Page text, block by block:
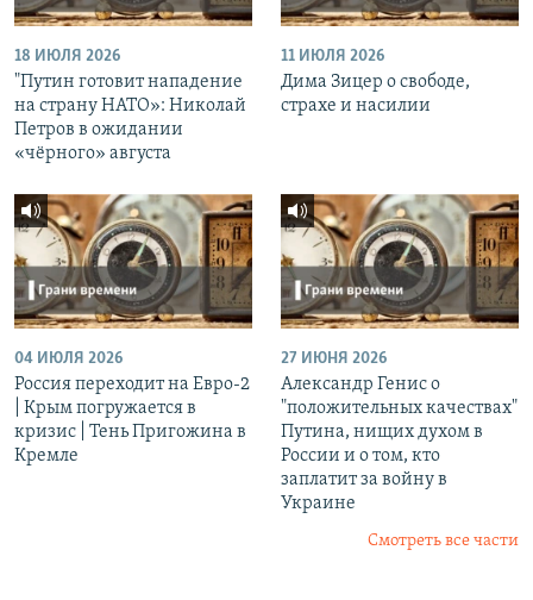
18 ИЮЛЯ 2026
"Путин готовит нападение
на страну НАТО»: Николай
Петров в ожидании
«чёрного» августа
11 ИЮЛЯ 2026
Дима Зицер о свободе,
страхе и насилии
04 ИЮЛЯ 2026
Россия переходит на Евро-2
| Крым погружается в
кризис | Тень Пригожина в
Кремле
27 ИЮНЯ 2026
Александр Генис о
"положительных качествах"
Путина, нищих духом в
России и о том, кто
заплатит за войну в
Украине
Смотреть все части